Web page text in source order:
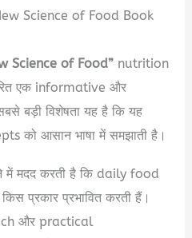
Science of Food Book
Science of Food” nutrition
एक informative और
बड़ी विशेषता यह है कि यह
को आसान भाषा में समझाती है।
में मदद करती है कि daily food
प्रकार प्रभावित करती हैं।
और practical